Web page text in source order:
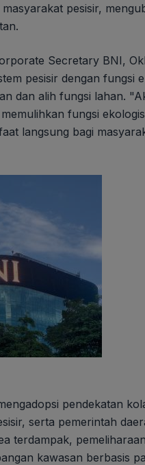
pesisir,
Secretary BNI,
pesisir dengan fungsi
dan alih fungsi lahan.
fungsi
langsung bagi
pendekatan
serta pemerintah
terdampak,
kawasan berbasis